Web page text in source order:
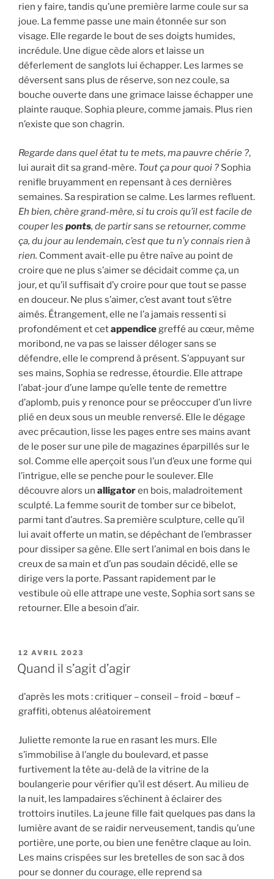
rien y faire, tandis qu’une première larme coule sur sa
joue. La femme passe une main étonnée sur son
visage. Elle regarde le bout de ses doigts humides,
incrédule. Une digue cède alors et laisse un
déferlement de sanglots lui échapper. Les larmes se
déversent sans plus de réserve, son nez coule, sa
bouche ouverte dans une grimace laisse échapper une
plainte rauque. Sophia pleure, comme jamais. Plus rien
n’existe que son chagrin.
Regarde dans quel état tu te mets, ma pauvre chérie ?,
lui aurait dit sa grand-mère. Tout ça pour quoi ? Sophia
renifle bruyamment en repensant à ces dernières
semaines. Sa respiration se calme. Les larmes refluent.
Eh bien, chère grand-mère, si tu crois qu’il est facile de
couper les ponts, de partir sans se retourner, comme
ça, du jour au lendemain, c’est que tu n’y connais rien à
rien. Comment avait-elle pu être naïve au point de
croire que ne plus s’aimer se décidait comme ça, un
jour, et qu’il suffisait d’y croire pour que tout se passe
en douceur. Ne plus s’aimer, c’est avant tout s’être
aimés. Étrangement, elle ne l’a jamais ressenti si
profondément et cetappendicegreffé au cœur, même
moribond, ne va pas se laisser déloger sans se
défendre, elle le comprend à présent. S’appuyant sur
ses mains, Sophia se redresse, étourdie. Elle attrape
l’abat-jour d’une lampe qu’elle tente de remettre
d’aplomb, puis y renonce pour se préoccuper d’un livre
plié en deux sous un meuble renversé. Elle le dégage
avec précaution, lisse les pages entre ses mains avant
de le poser sur une pile de magazines éparpillés sur le
sol. Comme elle aperçoit sous l’un d’eux une forme qui
l’intrigue, elle se penche pour le soulever. Elle
découvre alors un alligatoren bois, maladroitement
sculpté. La femme sourit de tomber sur ce bibelot,
parmi tant d’autres. Sa première sculpture, celle qu’il
lui avait offerte un matin, se dépêchant de l’embrasser
pour dissiper sa gêne. Elle sert l’animal en bois dans le
creux de sa main et d’un pas soudain décidé, elle se
dirige vers la porte. Passant rapidement par le
vestibule où elle attrape une veste, Sophia sort sans se
retourner. Elle a besoin d’air.
PUBLIÉ
LE
12 AVRIL 2023
Quand il s’agit d’agir
d’après les mots : critiquer – conseil – froid – bœuf –
graffiti, obtenus aléatoirement
Juliette remonte la rue en rasant les murs. Elle
s’immobilise à l’angle du boulevard, et passe
furtivement la tête au-delà de la vitrine de la
boulangerie pour vérifier qu’il est désert. Au milieu de
la nuit, les lampadaires s’échinent à éclairer des
trottoirs inutiles. La jeune fille fait quelques pas dans la
lumière avant de se raidir nerveusement, tandis qu’une
portière, une porte, ou bien une fenêtre claque au loin.
Les mains crispées sur les bretelles de son sac à dos
pour se donner du courage, elle reprend sa